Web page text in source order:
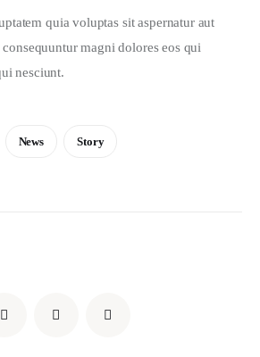
quia voluptas sit aspernatur aut
magni dolores eos qui
nesciunt.
News Story